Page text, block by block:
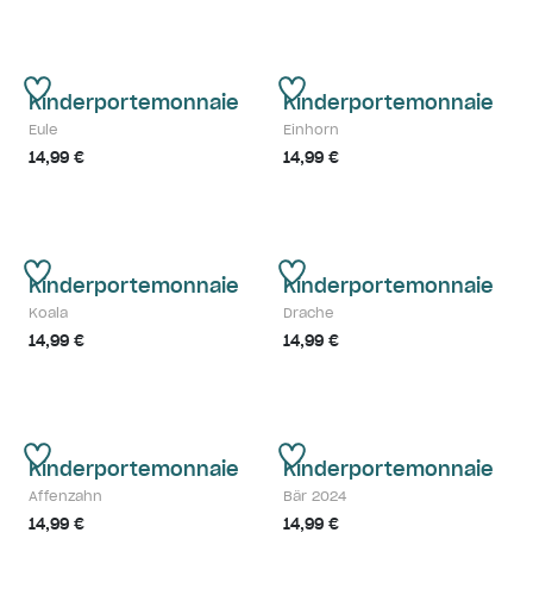
Kinderportemonnaie
Eule
14,99 €
Kinderportemonnaie
Einhorn
14,99 €
Kinderportemonnaie
Koala
14,99 €
Kinderportemonnaie
Drache
14,99 €
Kinderportemonnaie
Affenzahn
14,99 €
Kinderportemonnaie
Bär 2024
14,99 €